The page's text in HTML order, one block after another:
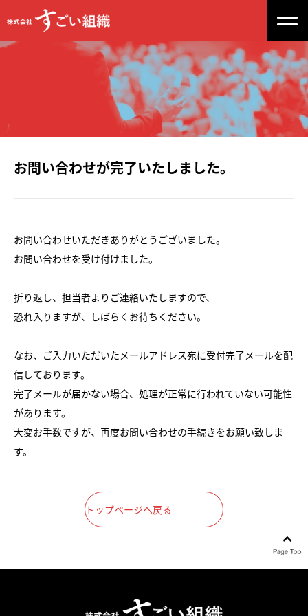
お問い合わせが完了いたしました。
お問い合わせいただきありがとうございました。
お問い合わせを受け付けました。
折り返し、担当者よりご連絡いたしますので、
恐れ入りますが、しばらくお待ちください。
なお、ご入力いただいたメールアドレス宛に受付完了メールを配
信しております。
完了メールが届かない場合、処理が正常に行われていない可能性
があります。
大変お手数ですが、再度お問い合わせの手続きをお願い致しま
す。
トップページへ戻る